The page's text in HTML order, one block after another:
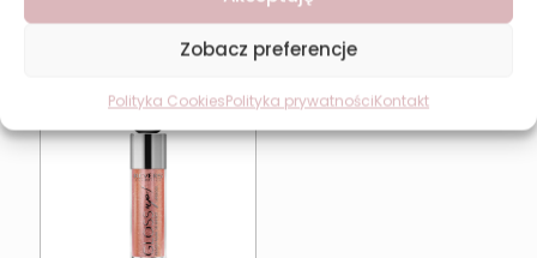
Zobacz preferencje
Polityka CookiesPolityka prywatnościKontakt
Dodaj do koszyka Dodaj do koszyka